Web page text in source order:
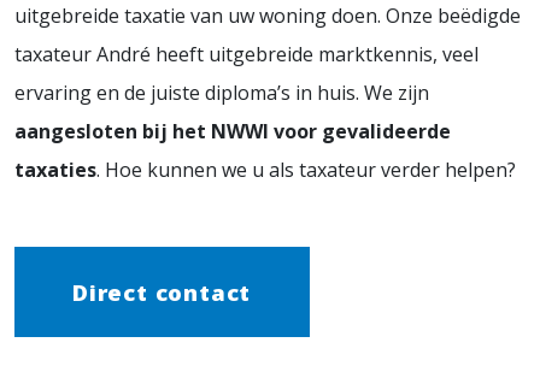
uitgebreide taxatie van uw woning doen. Onze beëdigde
taxateur André heeft uitgebreide marktkennis, veel
ervaring en de juiste diploma’s in huis. We zijn
aangesloten bij het NWWI voor gevalideerde
taxaties. Hoe kunnen we u als taxateur verder helpen?
Direct contact